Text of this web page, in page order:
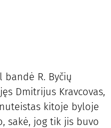
R. Byčių
Dmitrijus Kravcovas,
kitoje byloje
sakė, jog tik jis buvo